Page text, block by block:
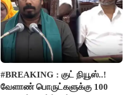
#BREAKING : குட் நியூஸ்..!
வேளாண் பொருட்களுக்கு 100